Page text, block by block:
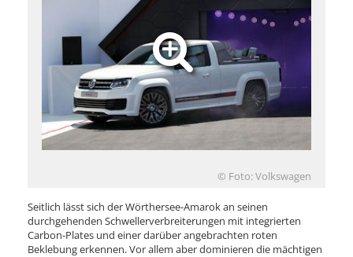
© Foto: Volkswagen
Seitlich lässt sich der Wörthersee-Amarok an seinen
durchgehenden Schwellerverbreiterungen mit integrierten
Carbon-Plates und einer darüber angebrachten roten
Beklebung erkennen. Vor allem aber dominieren die mächtigen